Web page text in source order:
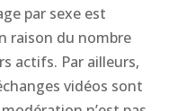
par sexe est
raison du nombre
actifs. Par ailleurs,
vidéos sont